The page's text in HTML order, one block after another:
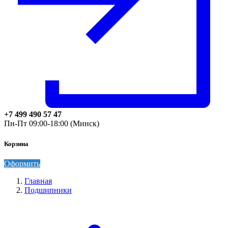
+7 499 490 57 47
Пн-Пт 09:00-18:00 (Минск)
Корзина
Оформить
Главная
Подшипники